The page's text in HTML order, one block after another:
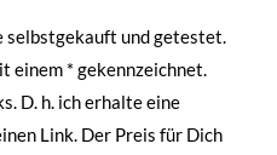
selbstgekauft und getestet.
einem * gekennzeichnet.
D. h. ich erhalte eine
Link. Der Preis für Dich